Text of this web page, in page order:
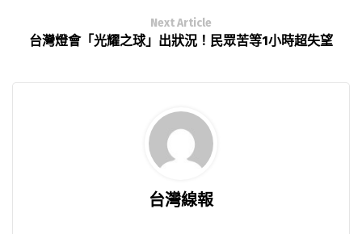
Next Article
台灣燈會「光耀之球」出狀況！民眾苦等1小時超失望
台灣線報